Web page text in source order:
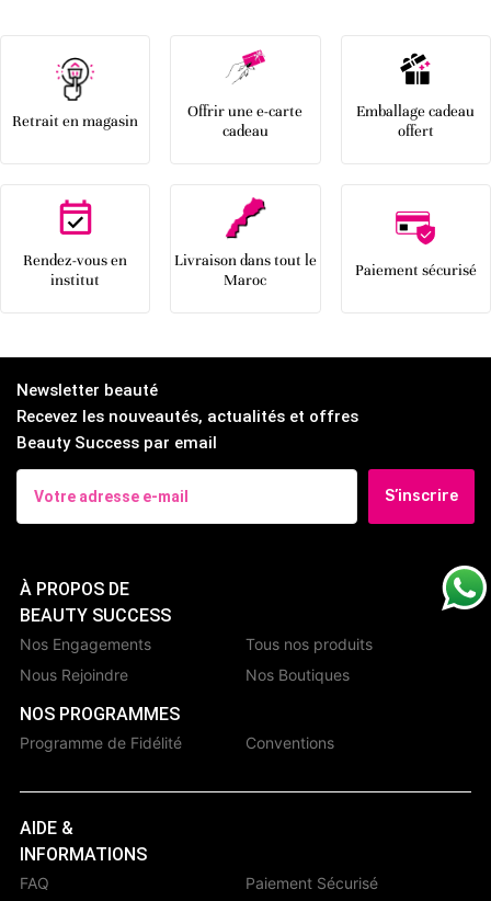
Retrait en magasin
Offrir une e-carte
cadeau
Emballage cadeau
offert
Rendez-vous en
institut
Livraison dans tout le
Maroc
Paiement sécurisé
Newsletter beauté
Recevez les nouveautés, actualités et offres
Beauty Success par email
S’inscrire
À PROPOS DE
BEAUTY SUCCESS
Nos Engagements
Nous Rejoindre
Tous nos produits
Nos Boutiques
NOS PROGRAMMES
Programme de Fidélité Conventions
AIDE &
INFORMATIONS
FAQ Paiement Sécurisé